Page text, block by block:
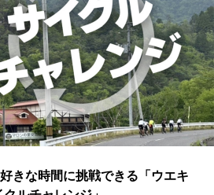
な時間に挑戦できる「ウエキ